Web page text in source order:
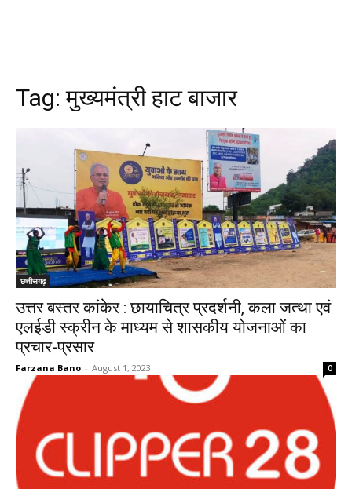
Tag:मुख्यमंत्री हाट बाजार
छत्तीसगढ़
उत्तर बस्तर कांकेर : छायाचित्र प्रदर्शनी, कला जत्था एवं
एलईडी स्क्रीन के माध्यम से शासकीय योजनाओं का
प्रचार-प्रसार
Farzana Bano - August 1, 2023 0